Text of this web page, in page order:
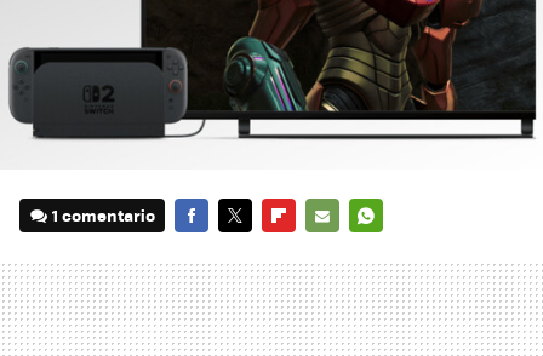
1 comentario
MAIL